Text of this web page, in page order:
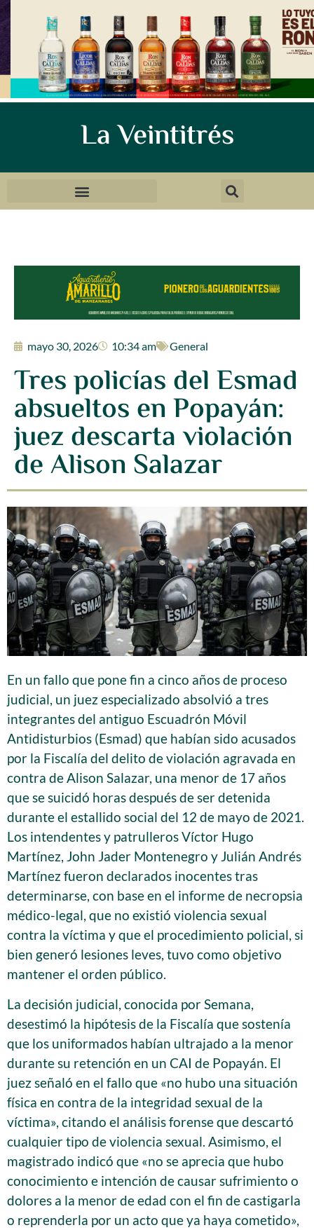
La Veintitrés
mayo 30, 2026 10:34 am General
Tres policías del Esmad
absueltos en Popayán:
juez descarta violación
de Alison Salazar
En un fallo que pone fin a cinco años de proceso
judicial, un juez especializado absolvió a tres
integrantes del antiguo Escuadrón Móvil
Antidisturbios (Esmad) que habían sido acusados
por la Fiscalía del delito de violación agravada en
contra de Alison Salazar, una menor de 17 años
que se suicidó horas después de ser detenida
durante el estallido social del 12 de mayo de 2021.
Los intendentes y patrulleros Víctor Hugo
Martínez, John Jader Montenegro y Julián Andrés
Martínez fueron declarados inocentes tras
determinarse, con base en el informe de necropsia
médico-legal, que no existió violencia sexual
contra la víctima y que el procedimiento policial, si
bien generó lesiones leves, tuvo como objetivo
mantener el orden público.
La decisión judicial, conocida por Semana,
desestimó la hipótesis de la Fiscalía que sostenía
que los uniformados habían ultrajado a la menor
durante su retención en un CAI de Popayán. El
juez señaló en el fallo que «no hubo una situación
física en contra de la integridad sexual de la
víctima», citando el análisis forense que descartó
cualquier tipo de violencia sexual. Asimismo, el
magistrado indicó que «no se aprecia que hubo
conocimiento e intención de causar sufrimiento o
dolores a la menor de edad con el fin de castigarla
o reprenderla por un acto que ya haya cometido»,